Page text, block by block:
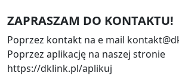
ZAPRASZAM DO KONTAKTU!
Poprzez kontakt na e mail
Poprzez aplikację na naszej stronie
https://dklink.pl/aplikuj